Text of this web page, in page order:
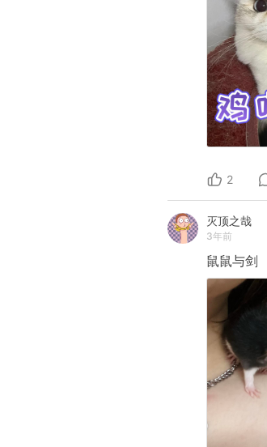
2
灭顶之哉
3年前
鼠鼠与剑